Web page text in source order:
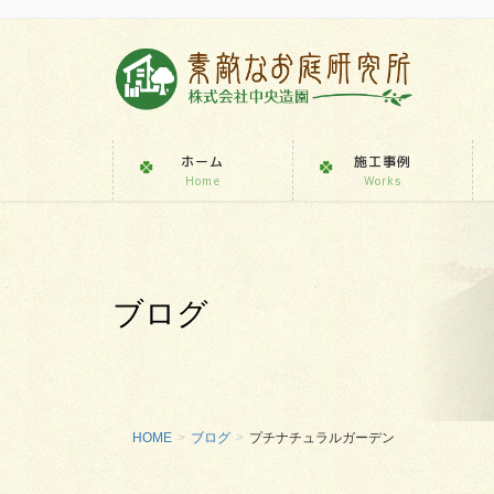
ホーム
Home
施工事例
Works
ブログ
HOME ブログ プチナチュラルガーデン